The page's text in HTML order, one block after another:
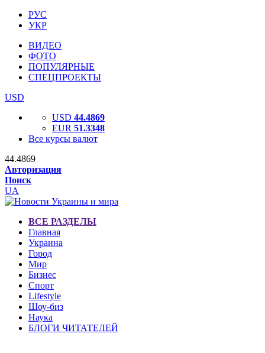
РУС
УКР
ВИДЕО
ФОТО
ПОПУЛЯРНЫЕ
СПЕЦПРОЕКТЫ
USD
USD 44.4869
EUR 51.3348
Все курсы валют
44.4869
Авторизация
Поиск
UA
ВСЕ РАЗДЕЛЫ
Главная
Украина
Город
Мир
Бизнес
Спорт
Lifestyle
Шоу-биз
Наука
БЛОГИ ЧИТАТЕЛЕЙ